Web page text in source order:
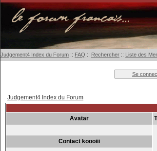
Judgement4 Index du Forum :: FAQ :: Rechercher :: Liste des
Se
Judgement4 Index du Forum
Avatar
Contact koooiii